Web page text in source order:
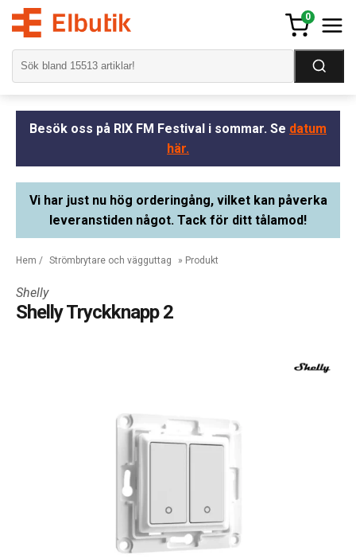
0
Besök oss på RIX FM Festival i sommar. Se datum
här.
Vi har just nu hög orderingång, vilket kan påverka
leveranstiden något. Tack för ditt tålamod!
Hem / Strömbrytare och vägguttag » Produkt
Shelly
Shelly Tryckknapp 2